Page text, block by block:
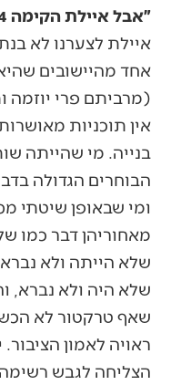
״אבל איילת הקימה 14 יישובים בנגב״
איילת לצערנו לא
אחד מהיישובים
(מרביתם פרי יוזמה
אין תוכניות
בנייה. מי שהייתה
הבוחרים הגדולה
ומי שבאופן שיטתי
מאחוריהן דבר כמו
שלא הייתה ולא
שלא היה ולא נברא,
שאף טרקטור לא
ראויה לאמון
הצליחה לגבש